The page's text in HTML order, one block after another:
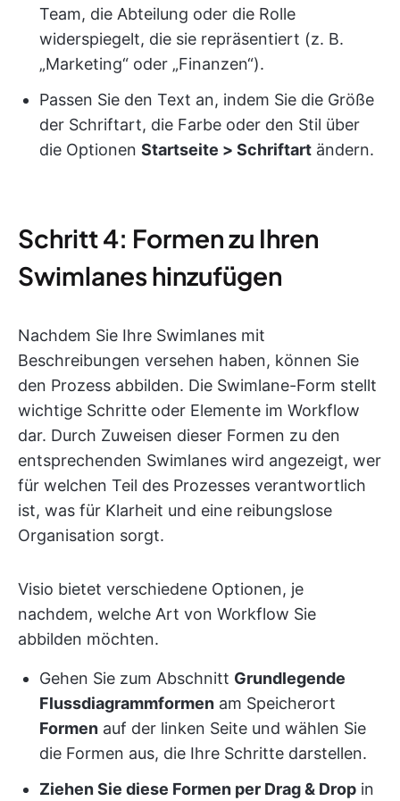
Team, die Abteilung oder die Rolle
widerspiegelt, die sie repräsentiert (z. B.
„Marketing“ oder „Finanzen“).
Passen Sie den Text an, indem Sie die Größe
der Schriftart, die Farbe oder den Stil über
die Optionen Startseite > Schriftart ändern.
Schritt 4: Formen zu Ihren
Swimlanes hinzufügen
Nachdem Sie Ihre Swimlanes mit
Beschreibungen versehen haben, können Sie
den Prozess abbilden. Die Swimlane-Form stellt
wichtige Schritte oder Elemente im Workflow
dar. Durch Zuweisen dieser Formen zu den
entsprechenden Swimlanes wird angezeigt, wer
für welchen Teil des Prozesses verantwortlich
ist, was für Klarheit und eine reibungslose
Organisation sorgt.
Visio bietet verschiedene Optionen, je
nachdem, welche Art von Workflow Sie
abbilden möchten.
Gehen Sie zum Abschnitt Grundlegende
Flussdiagrammformen am Speicherort
Formen auf der linken Seite und wählen Sie
die Formen aus, die Ihre Schritte darstellen.
Ziehen Sie diese Formen per Drag & Drop in